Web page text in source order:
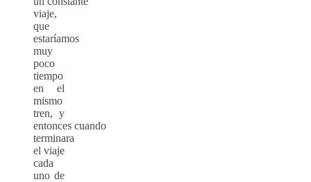
viaje,
que
estaríamos
muy
poco
tiempo
en el
mismo
tren, y
entonces cuando
terminara
el viaje
cada
uno de